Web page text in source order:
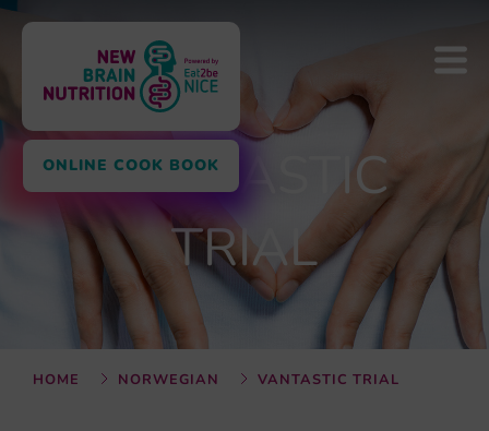
ONLINE COOK BOOK
VANTASTIC
TRIAL
HOME NORWEGIAN VANTASTIC TRIAL